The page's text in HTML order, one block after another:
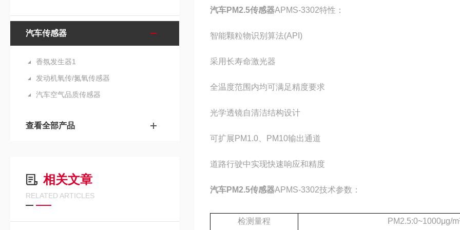
汽车传感器
香氛发生器1
发动机氧传/氮氧传感器
汽车空气品质传感器
查看全部产品
相关文章
RELATED ARTICLES
汽车PM2.5传感器APMS-3302特性：
智能颗粒物识别算法(API)
采用长寿命激光器
全温度范围内均可满足精度要求
光学透镜自清洁结构设计
可扩展PM1.0、PM10输出通道
道路行驶中实现快速响应和精度
汽车PM2.5传感器APMS-3302技术参数：
检测量程 PM2.5:0~1000μg/